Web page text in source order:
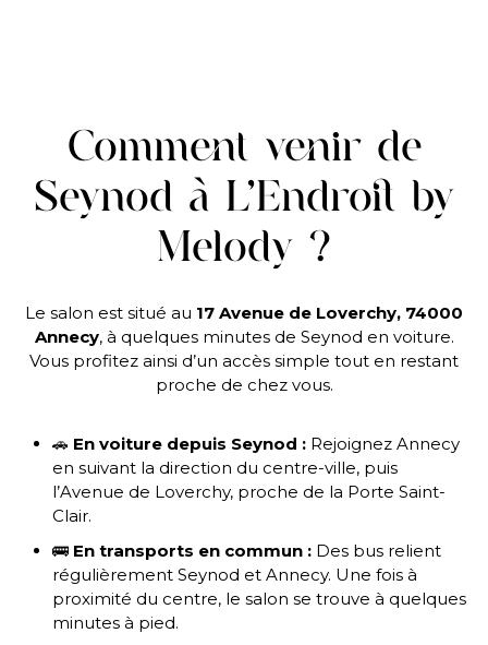
Comment venir de
Seynod à L’Endroit by
Melody ?
Le salon est situé au 17 Avenue de Loverchy, 74000
Annecy, à quelques minutes de Seynod en voiture.
Vous profitez ainsi d’un accès simple tout en restant
proche de chez vous.
🚗 En voiture depuis Seynod : Rejoignez Annecy
en suivant la direction du centre-ville, puis
l’Avenue de Loverchy, proche de la Porte Saint-
Clair.
🚌 En transports en commun : Des bus relient
régulièrement Seynod et Annecy. Une fois à
proximité du centre, le salon se trouve à quelques
minutes à pied.